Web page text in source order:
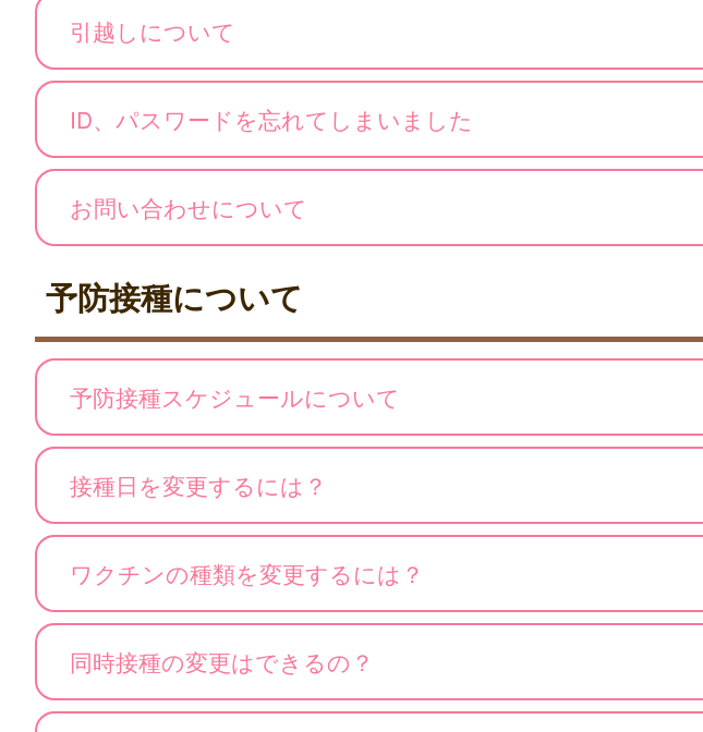
引越しについて
ID、パスワードを忘れてしまいました
お問い合わせについて
予防接種について
予防接種スケジュールについて
接種日を変更するには？
ワクチンの種類を変更するには？
同時接種の変更はできるの？